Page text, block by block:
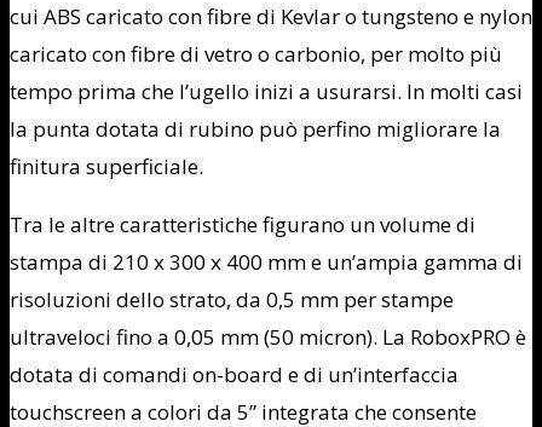
cui ABS caricato con fibre di Kevlar o tungsteno e nylon
caricato con fibre di vetro o carbonio, per molto più
tempo prima che l’ugello inizi a usurarsi. In molti casi
la punta dotata di rubino può perfino migliorare la
finitura superficiale.
Tra le altre caratteristiche figurano un volume di
stampa di 210 x 300 x 400 mm e un’ampia gamma di
risoluzioni dello strato, da 0,5 mm per stampe
ultraveloci fino a 0,05 mm (50 micron). La RoboxPRO è
dotata di comandi on-board e di un’interfaccia
touchscreen a colori da 5” integrata che consente